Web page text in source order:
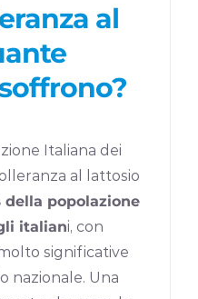
al
Italiana dei
al lattosio
della popolazione
italiani, con
significative
nazionale. Una